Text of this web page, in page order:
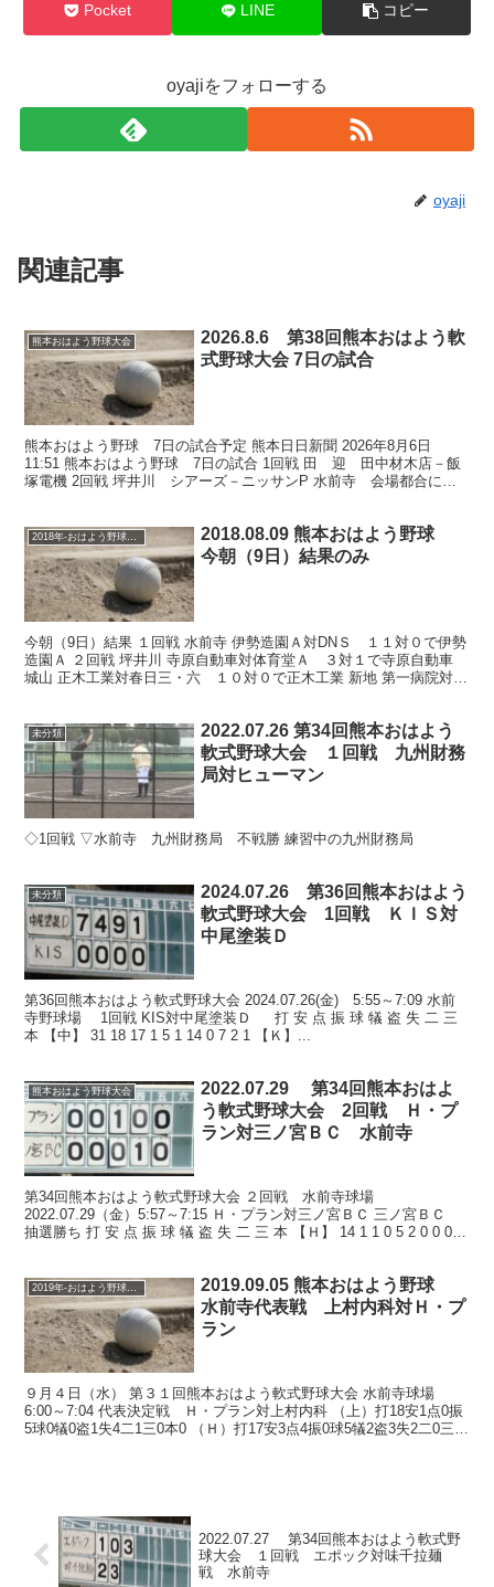
Pocket LINE コピー
oyajiをフォローする
oyaji
関連記事
熊本おはよう野球大会
2026.8.6 第38回熊本おはよう軟
式野球大会 7日の試合
熊本おはよう野球 7日の試合予定 熊本日日新聞 2026年8月6日
11:51 熊本おはよう野球 7日の試合 1回戦 田 迎 田中材木店－飯
塚電機 2回戦 坪井川 シアーズ－ニッサンP 水前寺 会場都合によ
2018年-おはよう野球大会
2018.08.09 熊本おはよう野球
今朝（9日）結果のみ
今朝（9日）結果 １回戦 水前寺 伊勢造園Ａ対DNＳ １１対０で伊勢
造園Ａ ２回戦 坪井川 寺原自動車対体育堂Ａ ３対１で寺原自動車
城山 正木工業対春日三・六 １０対０で正木工業 新地 第一病院対伊
未分類
2022.07.26 第34回熊本おはよう
軟式野球大会 １回戦 九州財務
局対ヒューマン
◇1回戦 ▽水前寺 九州財務局 不戦勝 練習中の九州財務局
未分類
2024.07.26 第36回熊本おはよう
軟式野球大会 1回戦 ＫＩＳ対
中尾塗装Ｄ
第36回熊本おはよう軟式野球大会 2024.07.26(金) 5:55～7:09 水前
寺野球場 1回戦 KIS対中尾塗装Ｄ 打 安 点 振 球 犠 盗 失 二 三
本 【中】 31 18 17 1 5 1 14 0 7 2 1 【Ｋ】...
熊本おはよう野球大会
2022.07.29 第34回熊本おはよ
う軟式野球大会 2回戦 Ｈ・プ
ラン対三ノ宮ＢＣ 水前寺
第34回熊本おはよう軟式野球大会 ２回戦 水前寺球場
2022.07.29（金）5:57～7:15 Ｈ・プラン対三ノ宮ＢＣ 三ノ宮ＢＣ
抽選勝ち 打 安 点 振 球 犠 盗 失 二 三 本 【Ｈ】 14 1 1 0 5 2 0 0 0 0
2019年-おはよう野球大会
2019.09.05 熊本おはよう野球
水前寺代表戦 上村内科対Ｈ・プ
ラン
９月４日（水） 第３１回熊本おはよう軟式野球大会 水前寺球場
6:00～7:04 代表決定戦 Ｈ・プラン対上村内科 （上）打18安1点0振
5球0犠0盗1失4二1三0本0 （Ｈ）打17安3点4振0球5犠2盗3失2二0三1
2022.07.27 第34回熊本おはよう軟式野
球大会 １回戦 エポック対味千拉麺
戦 水前寺